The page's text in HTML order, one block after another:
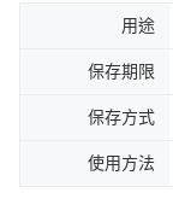
用途
保存期限
保存方式
使用方法